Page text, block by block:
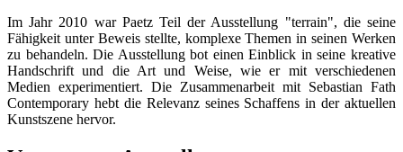
Im Jahr 2010 war Paetz Teil der Ausstellung "terrain", die seine
Fähigkeit unter Beweis stellte, komplexe Themen in seinen Werken
zu behandeln. Die Ausstellung bot einen Einblick in seine kreative
Handschrift und die Art und Weise, wie er mit verschiedenen
Medien experimentiert. Die Zusammenarbeit mit Sebastian Fath
Contemporary hebt die Relevanz seines Schaffens in der aktuellen
Kunstszene hervor.